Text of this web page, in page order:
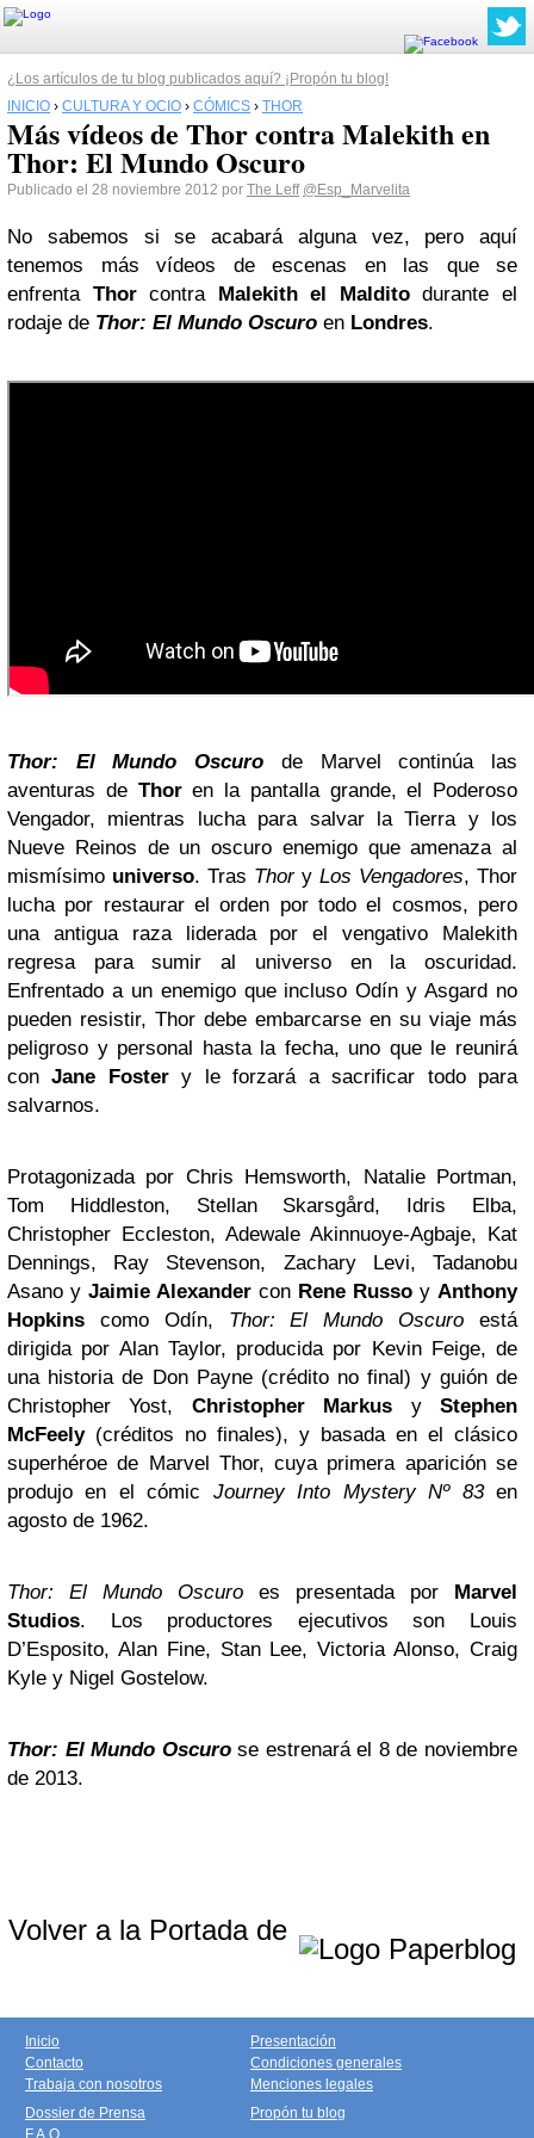
¿Los artículos de tu blog publicados aquí? ¡Propón tu blog!
INICIO › CULTURA Y OCIO › CÓMICS › THOR
Más vídeos de Thor contra Malekith en
Thor: El Mundo Oscuro
Publicado el 28 noviembre 2012 por The Leff @Esp_Marvelita
No sabemos si se acabará alguna vez, pero aquí
tenemos más vídeos de escenas en las que se
enfrenta ThorcontraMalekith el Malditodurante el
rodaje de Thor: El Mundo Oscuro en Londres.
Thor: El Mundo Oscuro de Marvel continúa las
aventuras de Thoren la pantalla grande, el Poderoso
Vengador, mientras lucha para salvar la Tierra y los
Nueve Reinos de un oscuro enemigo que amenaza al
mismísimo universo. Tras Thory Los Vengadores, Thor
lucha por restaurar el orden por todo el cosmos, pero
una antigua raza liderada por el vengativo Malekith
regresa para sumir al universo en la oscuridad.
Enfrentado a un enemigo que incluso Odín y Asgard no
pueden resistir, Thor debe embarcarse en su viaje más
peligroso y personal hasta la fecha, uno que le reunirá
conJane Fostery le forzará a sacrificar todo para
salvarnos.
Protagonizada por Chris Hemsworth, Natalie Portman,
Tom Hiddleston, Stellan Skarsgård, Idris Elba,
Christopher Eccleston, Adewale Akinnuoye-Agbaje, Kat
Dennings, Ray Stevenson, Zachary Levi, Tadanobu
Asano y Jaimie Alexander con Rene Russo y Anthony
Hopkins como Odín, Thor: El Mundo Oscuro está
dirigida por Alan Taylor, producida por Kevin Feige, de
una historia de Don Payne (crédito no final) y guión de
Christopher Yost, Christopher Markus yStephen
McFeely(créditos no finales), y basada en el clásico
superhéroe de Marvel Thor, cuya primera aparición se
produjo en el cómic Journey Into Mystery Nº 83en
agosto de 1962.
Thor: El Mundo Oscuro es presentada por Marvel
Studios. Los productores ejecutivos son Louis
D’Esposito, Alan Fine, Stan Lee, Victoria Alonso, Craig
Kyle y Nigel Gostelow.
Thor: El Mundo Oscurose estrenará el 8 de noviembre
de 2013.
Volver a la Portada de
Inicio
Contacto
Trabaja con nosotros
Presentación
Condiciones generales
Menciones legales
Dossier de Prensa
F.A.Q.
Propón tu blog